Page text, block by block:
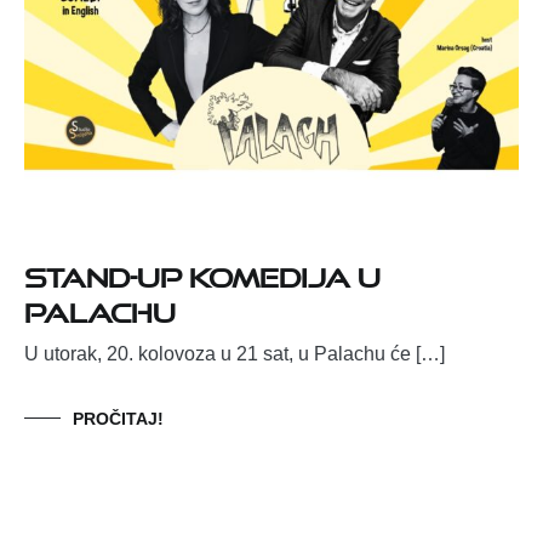
Stand-up komedija u
Palachu
U utorak, 20. kolovoza u 21 sat, u Palachu će […]
PROČITAJ!